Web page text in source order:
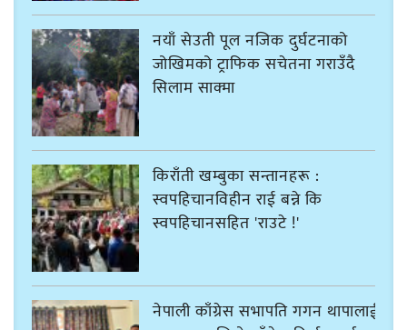
नयाँ सेउती पूल नजिक दुर्घटनाको
जोखिमको ट्राफिक सचेतना गराउँदै
सिलाम साक्मा
किराँती खम्बुका सन्तानहरू :
स्वपहिचानविहीन राई बन्ने कि
स्वपहिचानसहित 'राउटे !'
नेपाली काँग्रेस सभापति गगन थापालाई